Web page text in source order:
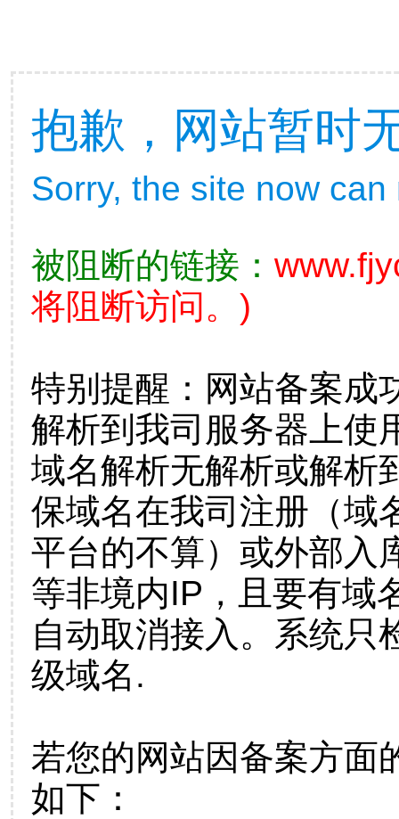
抱歉，网站暂时
Sorry, the site now
被阻断的链接：
将阻断访问。)
特别提醒：网站备案成
解析到我司服务器上使
域名解析无解析或解析
保域名在我司注册（域
平台的不算）或外部入
等非境内IP，且要有域
自动取消接入。系统只
级域名.
若您的网站因备案方面
如下：